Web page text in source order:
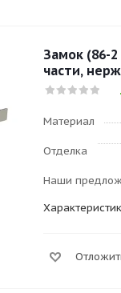
Замок (86-
части,
Материал
Отделка
Наши